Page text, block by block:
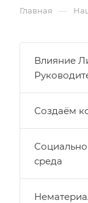
Главная —
Влияние
Создаём
среда